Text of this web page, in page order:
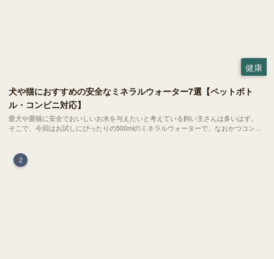
健康
犬や猫におすすめの安全なミネラルウォーター7選【ペットボト
ル・コンビニ対応】
愛犬や愛猫に安全でおいしいお水を与えたいと考えている飼い主さんは多いはず。
そこで、今回はお試しにぴったりの500mlのミネラルウォーターで、なおかつコンビ
2